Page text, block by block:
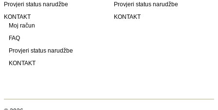
Provjeri status narudžbe
KONTAKT
Provjeri status narudžbe
KONTAKT
Moj račun
FAQ
Provjeri status narudžbe
KONTAKT